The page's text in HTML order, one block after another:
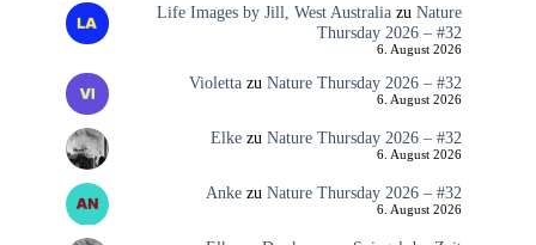
Life Images by Jill, West Australiazu Nature
Thursday 2026 – #32
6. August 2026
Violettazu Nature Thursday 2026 – #32
6. August 2026
Elkezu Nature Thursday 2026 – #32
6. August 2026
Ankezu Nature Thursday 2026 – #32
6. August 2026